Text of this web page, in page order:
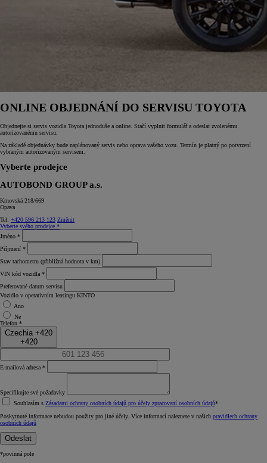
ONLINE OBJEDNÁNÍ DO SERVISU TOYOTA
Objednejte si servis vozidla Toyota jednoduše a online. Stačí vyplnit formulář a odeslat zvolenému
autorizovanému servisu.
Na základě objednávky bude naplánovaný servis nebo oprava vašeho vozu. Termín je platný po potvrzení
vybraným autorizovaným servisem.
Vyberte prodejce
AUTOBOND GROUP a.s.
Krnovská 218/669
Opava
Tel: +420 596 213 123 Změnit
Vyberte svého prodejce *
Jméno *
Příjmení *
Stav tachometru (přibližná hodnota v km)
VIN kód vozidla *
Preferované datum servisu
Vozidlo v operativním leasingu KINTO
Ano
Ne
Telefon *
Czechia +420
+420
E‑mailová adresa *
Specifikujte své požadavky
Souhlasím s Zásadami ochrany osobních údajů pro účely zpracovaní osobních údajů*
Poskytnuté informace nebudou použity pro jiné účely. Více informací naleznete v našich pravidlech ochrany
osobních údajů
Odeslat
*povinná pole